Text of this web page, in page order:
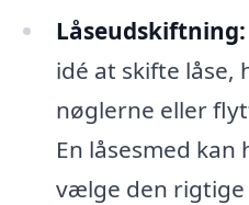
Låseudskiftning:
idé at skifte låse,
nøglerne eller
En låsesmed
vælge den